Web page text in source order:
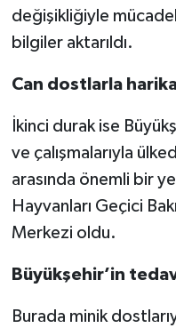
değişikliğiyle
bilgiler aktarıldı.
Can dostlarla
İkinci durak ise
ve çalışmalarıyla
arasında önemli bir
Hayvanları Geçici
Merkezi oldu.
Büyükşehir’in
Burada minik